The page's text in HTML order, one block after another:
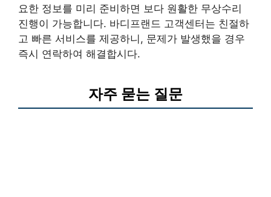
요한 정보를 미리 준비하면 보다 원활한 무상수리
진행이 가능합니다. 바디프랜드 고객센터는 친절하
고 빠른 서비스를 제공하니, 문제가 발생했을 경우
즉시 연락하여 해결합시다.
자주 묻는 질문